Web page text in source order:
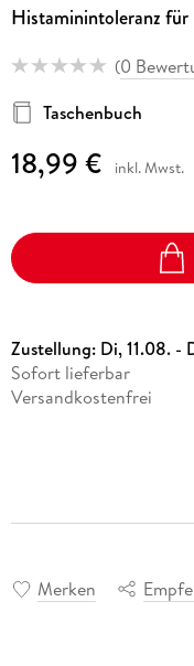
Histaminintoleranz für
(0
Taschenbuch
18,99 € inkl. Mwst.
Zustellung: Di, 11.08. -
Sofort lieferbar
Versandkostenfrei
Merken